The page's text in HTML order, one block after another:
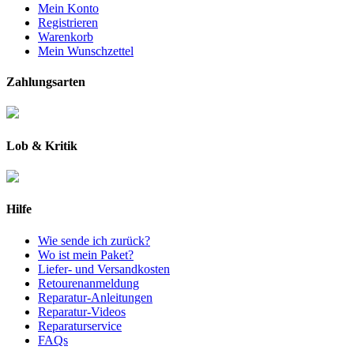
Mein Konto
Registrieren
Warenkorb
Mein Wunschzettel
Zahlungsarten
Lob & Kritik
Hilfe
Wie sende ich zurück?
Wo ist mein Paket?
Liefer- und Versandkosten
Retourenanmeldung
Reparatur-Anleitungen
Reparatur-Videos
Reparaturservice
FAQs